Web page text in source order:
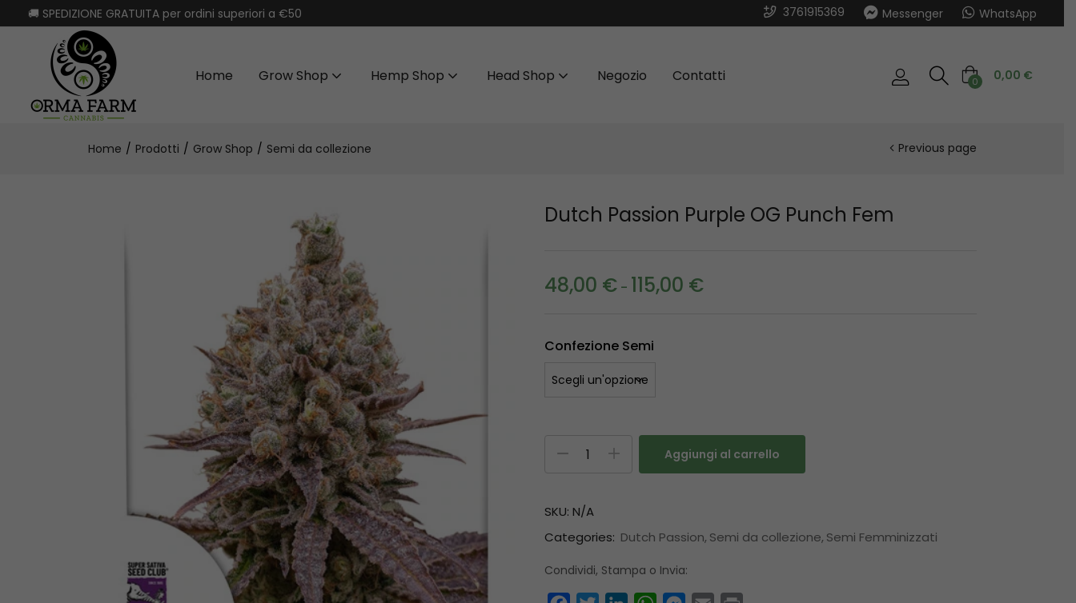
🚚 SPEDIZIONE GRATUITA per ordini superiori a €50 3761915369 Messenger WhatsApp
Home Grow Shop Hemp Shop Head Shop Negozio Contatti 0 0,00 €
Home Prodotti Grow Shop Semi da collezione Previous page
Dutch Passion Purple OG Punch Fem
48,00 € - 115,00 €
Confezione Semi
Aggiungi al carrello
SKU: N/A
Categories: Dutch Passion Semi da collezione Semi Femminizzati
Condividi, Stampa o Invia: